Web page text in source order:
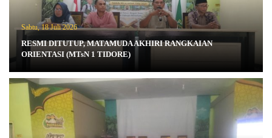
Sabtu, 18 Juli 2026
RESMI DITUTUP, MATAMUDA AKHIRI RANGKAIAN
ORIENTASI (MTsN 1 TIDORE)